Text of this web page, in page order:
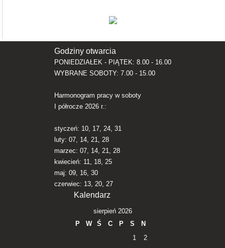
Godziny otwarcia
PONIEDZIAŁEK - PIĄTEK: 8.00 - 16.00
WYBRANE SOBOTY: 7.00 - 15.00
Harmonogram pracy w soboty
I półrocze 2026 r.:
styczeń: 10, 17, 24, 31
luty: 07, 14, 21, 28
marzec: 07, 14, 21, 28
kwiecień: 11, 18, 25
maj: 09, 16, 30
czerwiec: 13, 20, 27
Kalendarz
sierpień 2026
P
W Ś C P S
N
1
2